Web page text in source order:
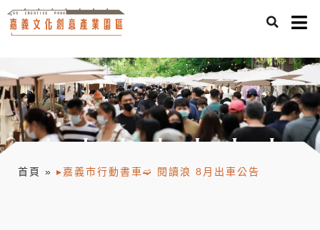
首頁 » ▸嘉義市行動書車➫ 閱讀浪 8月出車公告